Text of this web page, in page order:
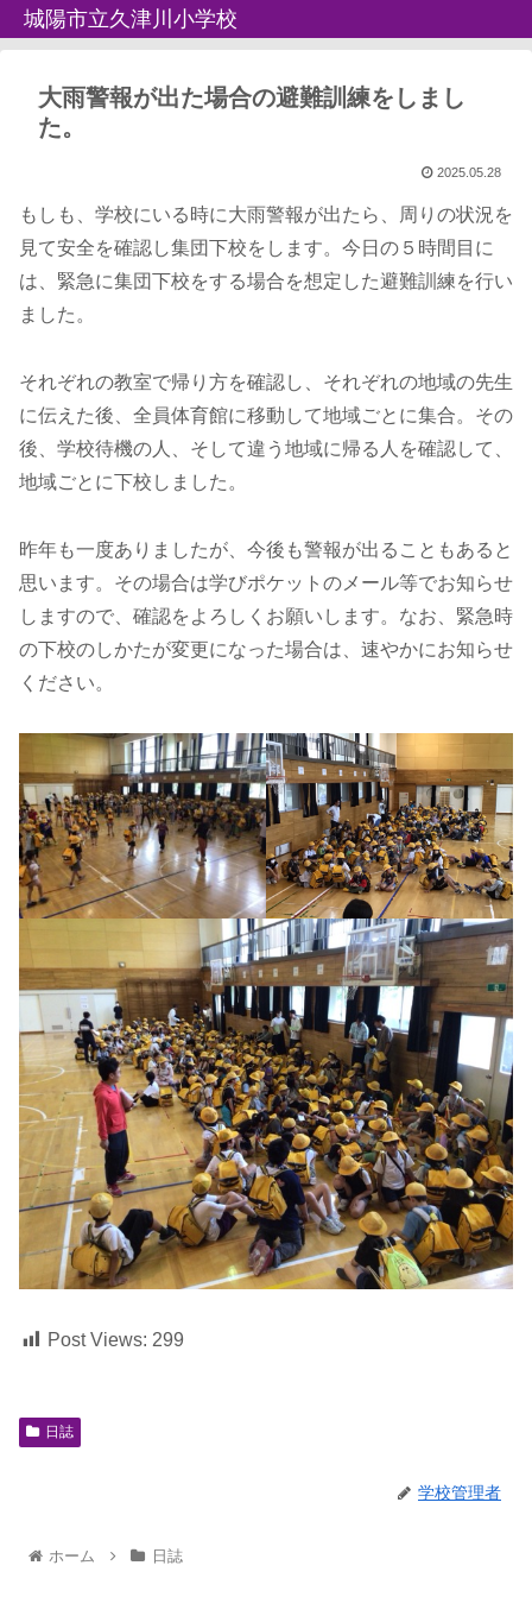
城陽市立久津川小学校
大雨警報が出た場合の避難訓練をしまし
た。
2025.05.28
もしも、学校にいる時に大雨警報が出たら、周りの状況を
見て安全を確認し集団下校をします。今日の５時間目に
は、緊急に集団下校をする場合を想定した避難訓練を行い
ました。
それぞれの教室で帰り方を確認し、それぞれの地域の先生
に伝えた後、全員体育館に移動して地域ごとに集合。その
後、学校待機の人、そして違う地域に帰る人を確認して、
地域ごとに下校しました。
昨年も一度ありましたが、今後も警報が出ることもあると
思います。その場合は学びポケットのメール等でお知らせ
しますので、確認をよろしくお願いします。なお、緊急時
の下校のしかたが変更になった場合は、速やかにお知らせ
ください。
Post Views: 299
日誌
学校管理者
ホーム 日誌